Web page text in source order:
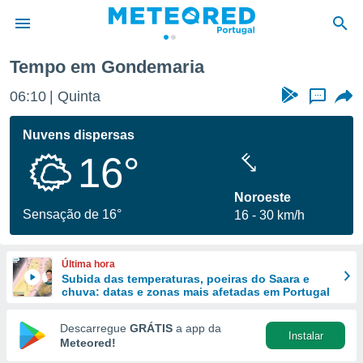
da
foi
fornecidas
a este
das
e
forma
digital
Tempo em Gondemaria
06:10 Quinta ...
Nuvens dispersas
16°
Sensação de 16°
Noroeste
16
30 km/h
Última hora
Subida das temperaturas, poeiras do Saara e
chuva: datas e zonas mais afetadas em Portugal
Descarregue GRÁTIS a app da
Meteored!
Instalar